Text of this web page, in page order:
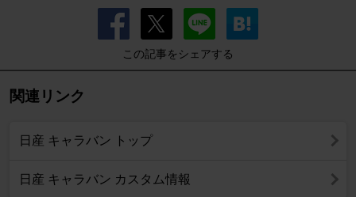
この記事をシェアする
関連リンク
日産 キャラバン トップ
日産 キャラバン カスタム情報